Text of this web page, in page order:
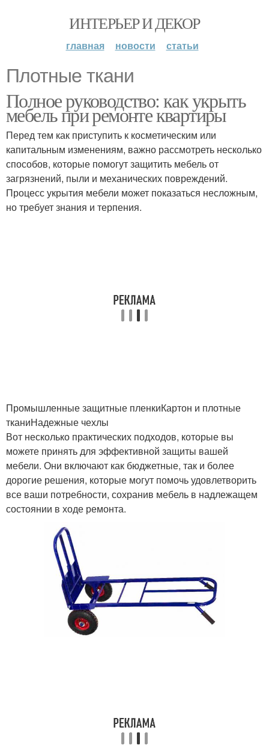
ИНТЕРЬЕР И ДЕКОР
главная новости статьи
Плотные ткани
Полное руководство: как укрыть
мебель при ремонте квартиры
Перед тем как приступить к косметическим или
капитальным изменениям, важно рассмотреть несколько
способов, которые помогут защитить мебель от
загрязнений, пыли и механических повреждений.
Процесс укрытия мебели может показаться несложным,
но требует знания и терпения.
Промышленные защитные пленкиКартон и плотные
тканиНадежные чехлы
Вот несколько практических подходов, которые вы
можете принять для эффективной защиты вашей
мебели. Они включают как бюджетные, так и более
дорогие решения, которые могут помочь удовлетворить
все ваши потребности, сохранив мебель в надлежащем
состоянии в ходе ремонта.